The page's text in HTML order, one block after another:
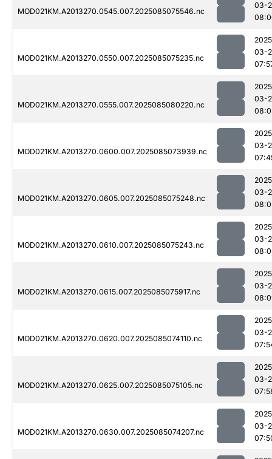
MOD021KM.A2013270.0545.007.2025085075546.nc
03-
MOD021KM.A2013270.0550.007.2025085075235.nc
03-
MOD021KM.A2013270.0555.007.2025085080220.nc
03-
MOD021KM.A2013270.0600.007.2025085073939.nc
03-
MOD021KM.A2013270.0605.007.2025085075248.nc
03-
MOD021KM.A2013270.0610.007.2025085075243.nc
03-
MOD021KM.A2013270.0615.007.2025085075917.nc
03-
MOD021KM.A2013270.0620.007.2025085074110.nc
03-
MOD021KM.A2013270.0625.007.2025085075105.nc
03-
MOD021KM.A2013270.0630.007.2025085074207.nc
03-